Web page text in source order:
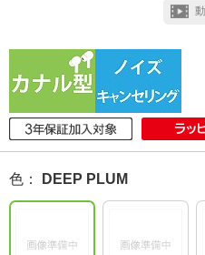
色 ： DEEP PLUM